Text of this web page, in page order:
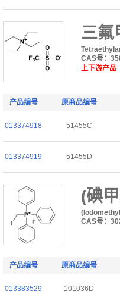
三氟
CAS号：
上下游产品
产品编号 原商品编号
013374918 51455C
013374919 51455D
(碘
CAS号：
产品编号 原商品编号
013383529 101036D